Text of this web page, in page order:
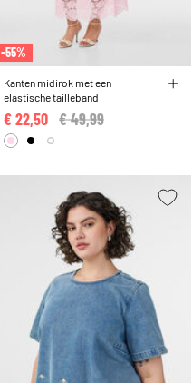
-55%
Kanten midirok met een
elastische tailleband
Price reduced from
€ 49,99
€ 22,50